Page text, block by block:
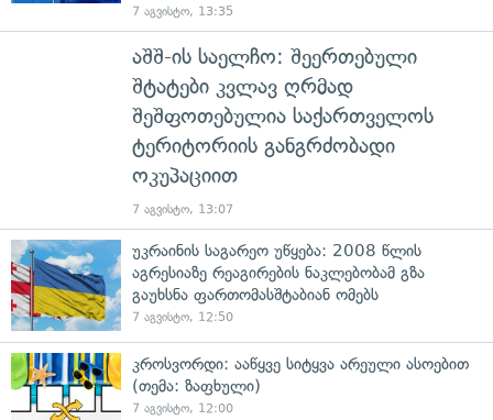
7 აგვისტო, 13:35
აშშ-ის საელჩო: შეერთებული
შტატები კვლავ ღრმად
შეშფოთებულია საქართველოს
ტერიტორიის განგრძობადი
ოკუპაციით
7 აგვისტო, 13:07
უკრაინის საგარეო უწყება: 2008 წლის
აგრესიაზე რეაგირების ნაკლებობამ გზა
გაუხსნა ფართომასშტაბიან ომებს
7 აგვისტო, 12:50
კროსვორდი: ააწყვე სიტყვა არეული ასოებით
(თემა: ზაფხული)
7 აგვისტო, 12:00